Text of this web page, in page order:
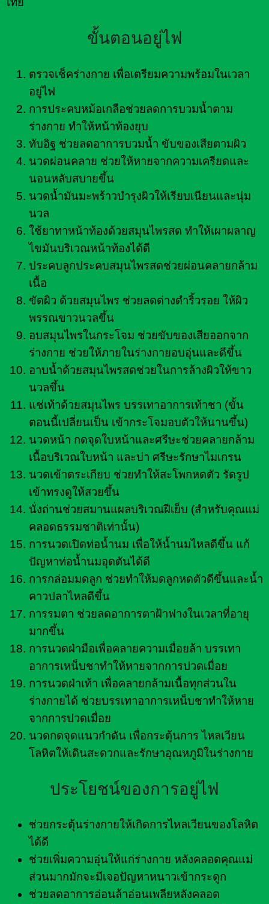
ขั้นตอนอยู่ไฟ
ตรวจเช็คร่างกาย เพื่อเตรียมความพร้อมในเวลา
อยู่ไฟ
การประคบหม้อเกลือช่วยลดการบวมน้ำตาม
ร่างกาย ทำให้หน้าท้องยุบ
ทับอิฐ ช่วยลดอาการบวมน้ำ ขับของเสียตามผิว
นวดผ่อนคลาย ช่วยให้หายจากความเครียดและ
นอนหลับสบายขึ้น
นวดน้ำมันมะพร้าวบำรุงผิวให้เรียบเนียนและนุ่ม
นวล
ใช้ยาทาหน้าท้องด้วยสมุนไพรสด ทำให้เผาผลาญ
ไขมันบริเวณหน้าท้องได้ดี
ประคบลูกประคบสมุนไพรสดช่วยผ่อนคลายกล้าม
เนื้อ
ขัดผิว ด้วยสมุนไพร ช่วยลดด่างดำริ้วรอย ให้ผิว
พรรณขาวนวลขึ้น
อบสมุนไพรในกระโจม ช่วยขับของเสียออกจาก
ร่างกาย ช่วยให้ภายในร่างกายอบอุ่นและดีขึ้น
อาบน้ำด้วยสมุนไพรสดช่วยในการล้างผิวให้ขาว
นวลขึ้น
แช่เท้าด้วยสมุนไพร บรรเทาอาการเท้าชา (ขั้น
ตอนนี้เปลี่ยนเป็น เข้ากระโจมอบตัวให้นานขึ้น)
นวดหน้า กดจุดใบหน้าและศรีษะช่วยคลายกล้าม
เนื้อบริเวณใบหน้า และบ่า ศรีษะรักษาไมเกรน
นวดเข้าตระเกียบ ช่วยทำให้สะโพกหดตัว รัดรูป
เข้าทรงดูให้สวยขึ้น
นั่งถ่านช่วยสมานแผลบริเวณฝีเย็บ (สำหรับคุณแม่
คลอดธรรมชาติเท่านั้น)
การนวดเปิดท่อน้ำนม เพื่อให้น้ำนมไหลดีขึ้น แก้
ปัญหาท่อน้ำนมอุดตันได้ดี
การกล่อมมดลูก ช่วยทำให้มดลูกหดตัวดีขึ้นและน้ำ
คาวปลาไหลดีขึ้น
การรมตา ช่วยลดอาการตาฝ้าฟางในเวลาที่อายุ
มากขึ้น
การนวดฝ่ามือเพื่อคลายความเมื่อยล้า บรรเทา
อาการเหน็บชาทำให้หายจากการปวดเมื่อย
การนวดฝ่าเท้า เพื่อคลายกล้ามเนื้อทุกส่วนใน
ร่างกายได้ ช่วยบรรเทาอาการเหน็บชาทำให้หาย
จากการปวดเมื่อย
นวดกดจุดแนวกำดัน เพื่อกระตุ้นการ ไหลเวียน
โลหิตให้เดินสะดวกและรักษาอุณหภูมิในร่างกาย
ประโยชน์ของการอยู่ไฟ
ช่วยกระตุ้นร่างกายให้เกิดการไหลเวียนของโลหิต
ได้ดี
ช่วยเพิ่มความอุ่นให้แก่ร่างกาย หลังคลอดคุณแม่
ส่วนมากมักจะมีเจอปัญหาหนาวเข้ากระดูก
ช่วยลดอาการอ่อนล้าอ่อนเพลียหลังคลอด